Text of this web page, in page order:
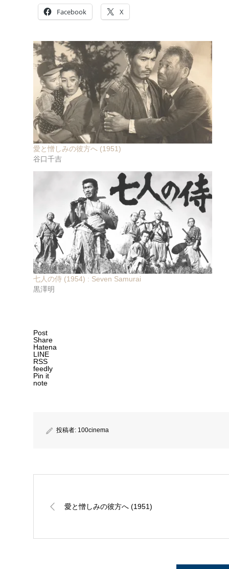
Facebook X
愛と憎しみの彼方へ (1951)
谷口千吉
七人の侍 (1954) : Seven Samurai
黒澤明
Post
Share
Hatena
LINE
RSS
feedly
Pin it
note
投稿者: 100cinema
愛と憎しみの彼方へ (1951)